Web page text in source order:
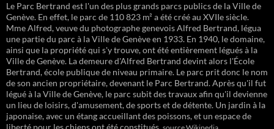
Le Parc Bertrand est l'un des plus grands parcs publics de la Ville de
Genève. En effet, le parc de 110 823 m² a été créé au XVIIe siècle.
Mme Alfred, veuve du photographe genevois Alfred Bertrand, légua
une partie du parc à la Ville de Genève en 1933. En 1940, le domaine,
ainsi que la propriété qui s'y trouve, ont été entièrement légués à la
Ville de Genève. La demeure d'Alfred Bertrand devint alors l'École
Bertrand, école publique de niveau primaire. Le parc prit donc le nom
de son ancien propriétaire, devenant le Parc Bertrand. Après qu'il fut
légué à la Ville de Genève, le parc subit des travaux afin qu'il devienne
un lieu de loisirs, d'amusement, de sports et de détente. Un jardin à la
japonaise, avec un étang accueillant des poissons, et un espace de
source Wikipedia